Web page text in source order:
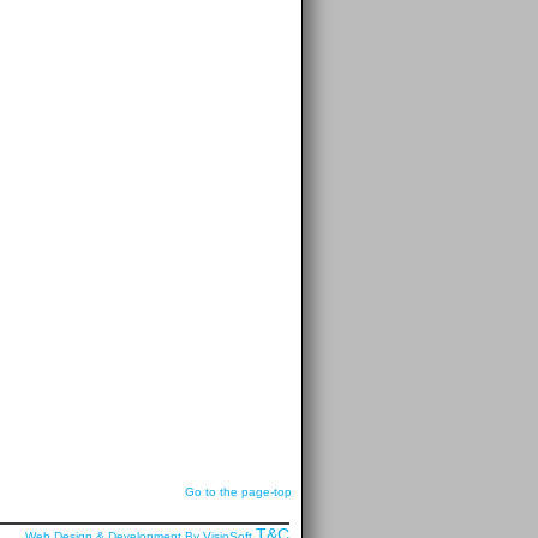
Go to the page-top